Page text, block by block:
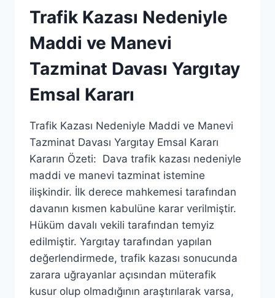
Trafik Kazası Nedeniyle
Maddi ve Manevi
Tazminat Davası Yargıtay
Emsal Kararı
Trafik Kazası Nedeniyle Maddi ve Manevi
Tazminat Davası Yargıtay Emsal Kararı
Kararın Özeti: Dava trafik kazası nedeniyle
maddi ve manevi tazminat istemine
ilişkindir. İlk derece mahkemesi tarafından
davanın kısmen kabulüne karar verilmiştir.
Hüküm davalı vekili tarafından temyiz
edilmiştir. Yargıtay tarafından yapılan
değerlendirmede, trafik kazası sonucunda
zarara uğrayanlar açısından müterafik
kusur olup olmadığının araştırılarak varsa,